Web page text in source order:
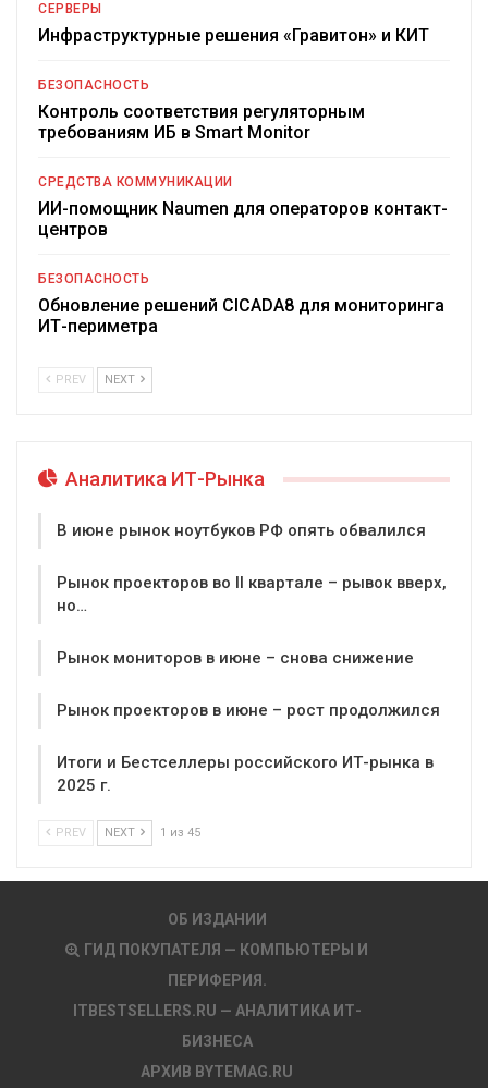
СЕРВЕРЫ
Инфраструктурные решения «Гравитон» и КИТ
БЕЗОПАСНОСТЬ
Контроль соответствия регуляторным
требованиям ИБ в Smart Monitor
СРЕДСТВА КОММУНИКАЦИИ
ИИ-помощник Naumen для операторов контакт-
центров
БЕЗОПАСНОСТЬ
Обновление решений CICADA8 для мониторинга
ИТ-периметра
PREV NEXT
Аналитика ИТ-Рынка
В июне рынок ноутбуков РФ опять обвалился
Рынок проекторов во II квартале – рывок вверх,
но…
Рынок мониторов в июне – снова снижение
Рынок проекторов в июне – рост продолжился
Итоги и Бестселлеры российского ИТ-рынка в
2025 г.
PREV NEXT 1 из 45
ОБ ИЗДАНИИ
ГИД ПОКУПАТЕЛЯ — КОМПЬЮТЕРЫ И
ПЕРИФЕРИЯ.
ITBESTSELLERS.RU — АНАЛИТИКА ИТ-
БИЗНЕСА
АРХИВ BYTEMAG.RU